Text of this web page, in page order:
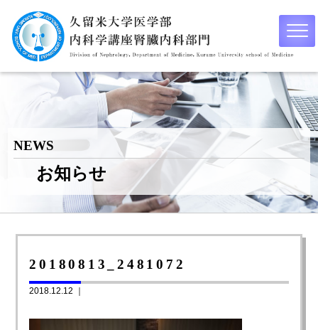
NEWS
お知らせ
20180813_2481072
2018.12.12 ｜